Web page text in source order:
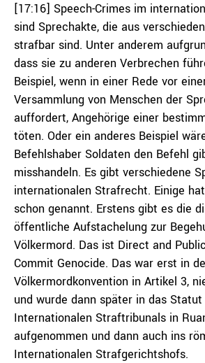
[17:16] Speech-Crimes im
sind Sprechakte, die aus
strafbar sind. Unter anderem
dass sie zu anderen Verbrechen
Beispiel, wenn in einer Rede vor
Versammlung von Menschen der
auffordert, Angehörige einer
töten. Oder ein anderes Beispiel
Befehlshaber Soldaten den Befehl
misshandeln. Es gibt verschiedene
internationalen Strafrecht. Einige
schon genannt. Erstens gibt es die
öffentliche Aufstachelung zur
Völkermord. Das ist Direct and
Commit Genocide. Das war erst in
Völkermordkonvention in Artikel 3,
und wurde dann später in das Statut
Internationalen Straftribunals in
aufgenommen und dann auch ins
Internationalen Strafgerichtshofs.